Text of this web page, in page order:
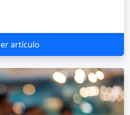
artículo